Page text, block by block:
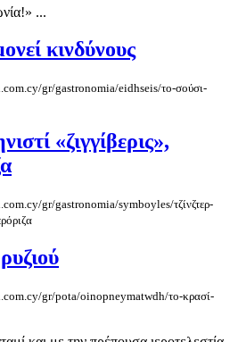
...
κινδύνους
gr/gastronomia/eidhseis/το-σούσι-
«ζιγγίβερις»,
gr/gastronomia/symboyles/τζίνζτερ-
gr/pota/oinopneymatwdh/το-κρασί-